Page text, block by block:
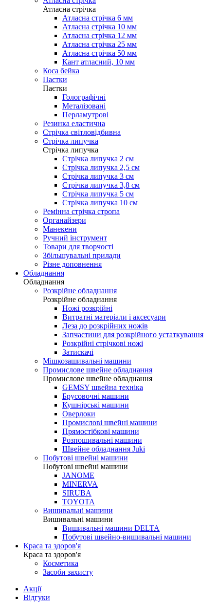
Атласна стрічка
Атласна стрічка 6 мм
Атласна стрічка 10 мм
Атласна стрічка 12 мм
Атласна стрічка 25 мм
Атласна стрічка 50 мм
Кант атласний, 10 мм
Коса бейка
Паєтки
Паєтки
Голографічні
Металізовані
Перламутрові
Резинка еластична
Стрічка світловідбивна
Стрічка липучка
Стрічка липучка
Стрічка липучка 2 см
Стрічка липучка 2,5 см
Стрічка липучка 3 см
Стрічка липучка 3,8 см
Стрічка липучка 5 см
Стрічка липучка 10 см
Ремінна стрічка стропа
Органайзери
Манекени
Ручний інструмент
Товари для творчості
Збільшувальні прилади
Різне доповнення
Обладнання
Обладнання
Розкрійне обладнання
Розкрійне обладнання
Ножі розкрійні
Витратні матеріали і аксесуари
Леза до розкрійних ножів
Запчастини для розкрійного устаткування
Розкрійні стрічкові ножі
Затискачі
Мішкозашивальні машини
Промислове швейне обладнання
Промислове швейне обладнання
GEMSY швейна техніка
Брусовочні машини
Кушнірські машини
Оверлоки
Промислові швейні машини
Прямостібкові машини
Розпошивальні машини
Швейне обладнання Juki
Побутові швейні машини
Побутові швейні машини
JANOME
MINERVA
SIRUBA
TOYOTA
Вишивальні машини
Вишивальні машини
Вишивальні машини DELTA
Побутові швейно-вишивальні машини
Краса та здоров'я
Краса та здоров'я
Косметика
Засоби захисту
Акції
Відгуки